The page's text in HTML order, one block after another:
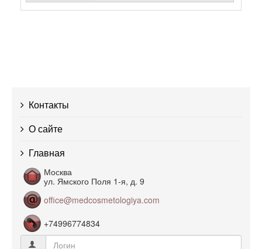
Контакты
О сайте
Главная
Москва
ул. Ямского Поля 1-я, д. 9
office@medcosmetologiya.com
+74996774834